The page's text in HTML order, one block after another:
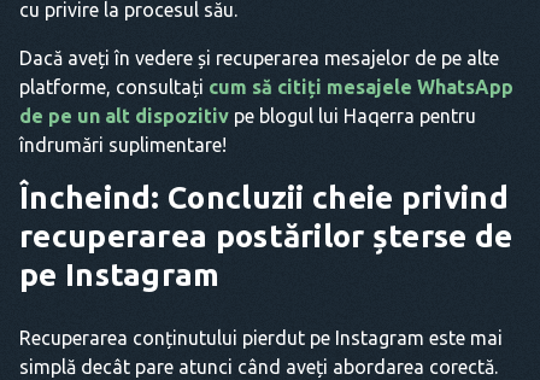
cu privire la procesul său.
Dacă aveți în vedere și recuperarea mesajelor de pe alte
platforme, consultați cum să citiți mesajele WhatsApp
de pe un alt dispozitiv pe blogul lui Haqerra pentru
îndrumări suplimentare!
Încheind: Concluzii cheie privind
recuperarea postărilor șterse de
pe Instagram
Recuperarea conținutului pierdut pe Instagram este mai
simplă decât pare atunci când aveți abordarea corectă.